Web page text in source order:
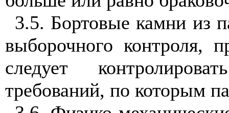
3.5. Бортовые камни из
выборочного контроля,
следует
требований, по которым